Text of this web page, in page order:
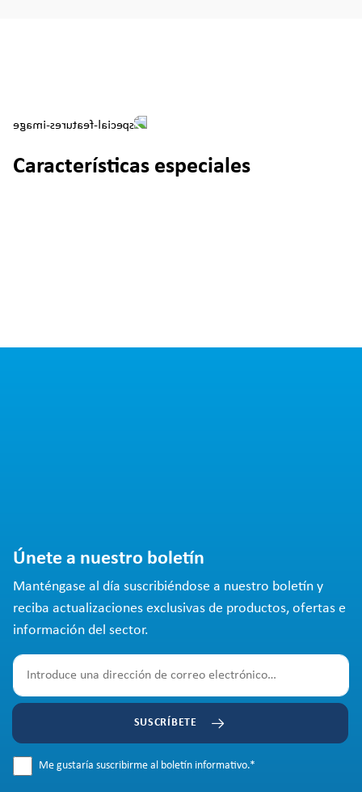
Características especiales
Únete a nuestro boletín
Manténgase al día suscribiéndose a nuestro boletín y
reciba actualizaciones exclusivas de productos, ofertas e
información del sector.
SUSCRÍBETE
Me gustaría suscribirme al boletín informativo.*